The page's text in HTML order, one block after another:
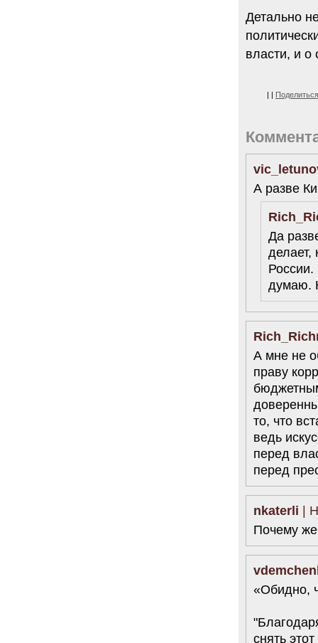
Детально
власти, и о
| | Поделиться
А разве
Да
делает,
думаю.
А мне не
праву
то, что
ведь
перед
перед
nkaterli |
Почему
«Обидно,
снять